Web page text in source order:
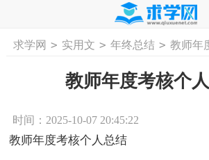
首页 工作计划 活动计划
求学网 > 实用文 > 年终总结 > 教师年
教师年度考核个
时间：2025-10-07 20:45:22
教师年度考核个人总结